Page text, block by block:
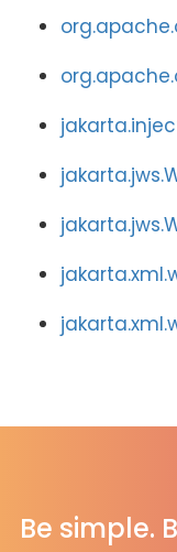
Be simple.